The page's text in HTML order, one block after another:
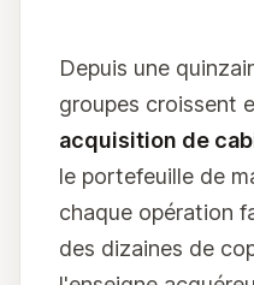
Depuis une
groupes croissent
acquisition de
le portefeuille de
chaque opération
des dizaines de